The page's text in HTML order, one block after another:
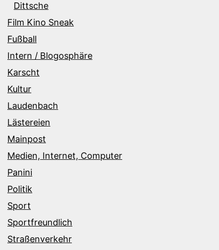
Dittsche
Film Kino Sneak
Fußball
Intern / Blogosphäre
Karscht
Kultur
Laudenbach
Lästereien
Mainpost
Medien, Internet, Computer
Panini
Politik
Sport
Sportfreundlich
Straßenverkehr